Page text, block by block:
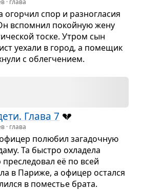
спор и раз­но­гла­сия
вспо­мнил покой­ную жену
тоске. Утром сын
уехали в город, а поме­щик
с облег­че­нием.
Глава 7 💔
· глава
полю­бил зага­доч­ную
Та быстро охла­дела
её по всей
в Париже, а офи­цер остался
в поме­стье брата.